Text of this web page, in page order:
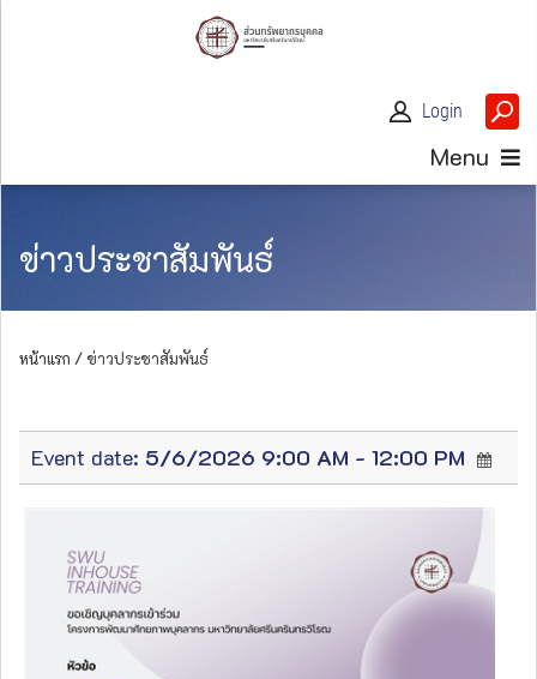
Login
Menu
ข่าวประชาสัมพันธ์
หน้าแรก / ข่าวประชาสัมพันธ์
Event date: 5/6/2026 9:00 AM - 12:00 PM